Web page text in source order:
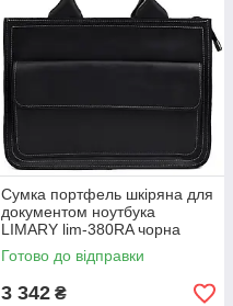
Сумка портфель шкіряна для
документом ноутбука
LIMARY lim-380RA чорна
Готово до відправки
3 342 ₴